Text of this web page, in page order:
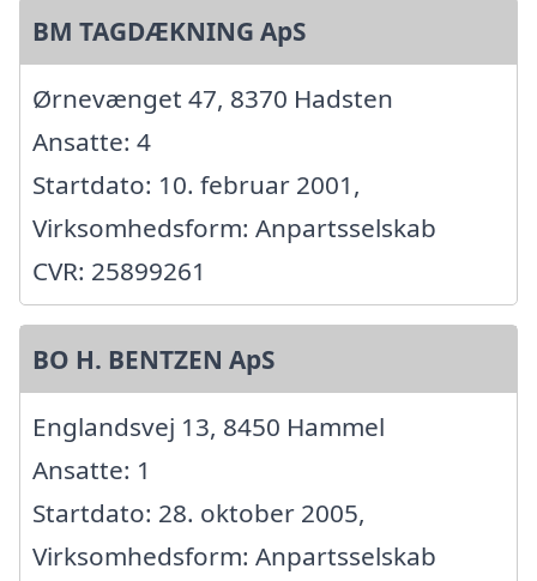
BM TAGDÆKNING ApS
Ørnevænget 47, 8370 Hadsten
Ansatte: 4
Startdato: 10. februar 2001,
Virksomhedsform: Anpartsselskab
CVR: 25899261
BO H. BENTZEN ApS
Englandsvej 13, 8450 Hammel
Ansatte: 1
Startdato: 28. oktober 2005,
Virksomhedsform: Anpartsselskab